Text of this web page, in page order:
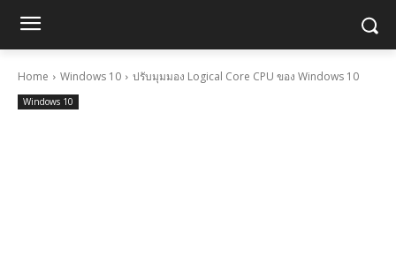
Home Windows 10 ปรับมุมมอง Logical Core CPU ของ Windows 10
Windows 10